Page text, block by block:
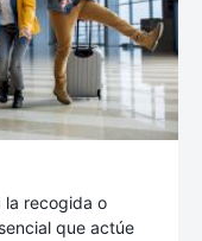
la recogida o
que actúe